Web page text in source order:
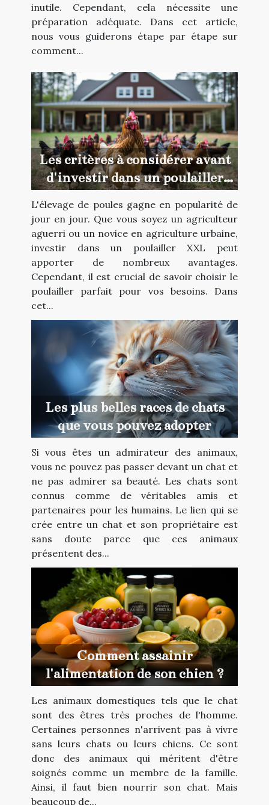
inutile. Cependant, cela nécessite une
préparation adéquate. Dans cet article,
nous vous guiderons étape par étape sur
comment...
Les critères à considérer avant
d'investir dans un poulailler
L'élevage de poules gagne en popularité de
jour en jour. Que vous soyez un agriculteur
aguerri ou un novice en agriculture urbaine,
investir dans un poulailler XXL peut
apporter de nombreux avantages.
Cependant, il est crucial de savoir choisir le
poulailler parfait pour vos besoins. Dans
cet...
Les plus belles races de chats
que vous pouvez adopter
Si vous êtes un admirateur des animaux,
vous ne pouvez pas passer devant un chat et
ne pas admirer sa beauté. Les chats sont
connus comme de véritables amis et
partenaires pour les humains. Le lien qui se
crée entre un chat et son propriétaire est
sans doute parce que ces animaux
présentent des...
Comment assainir
l'alimentation de son chien ?
Les animaux domestiques tels que le chat
sont des êtres très proches de l'homme.
Certaines personnes n'arrivent pas à vivre
sans leurs chats ou leurs chiens. Ce sont
donc des animaux qui méritent d'être
soignés comme un membre de la famille.
Ainsi, il faut bien nourrir son chat. Mais
beaucoup de...